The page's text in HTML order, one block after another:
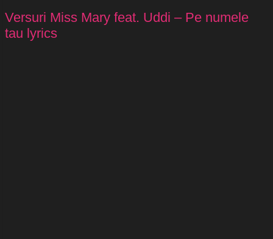
Versuri Miss Mary feat. Uddi – Pe numele
tau lyrics